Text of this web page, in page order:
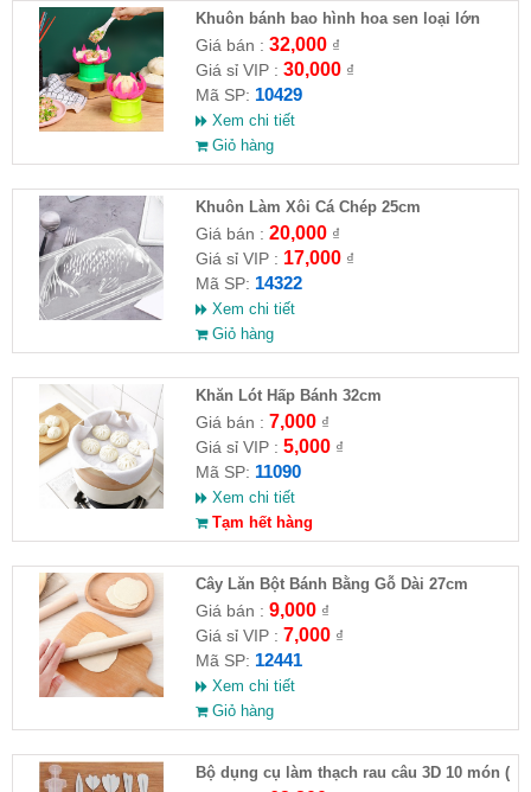
Khuôn bánh bao hình hoa sen loại lớn
Giá bán : 32,000₫
Giá sỉ VIP : 30,000₫
Mã SP: 10429
Xem chi tiết
Giỏ hàng
Khuôn Làm Xôi Cá Chép 25cm
Giá bán : 20,000₫
Giá sỉ VIP : 17,000₫
Mã SP: 14322
Xem chi tiết
Giỏ hàng
Khăn Lót Hấp Bánh 32cm
Giá bán : 7,000₫
Giá sỉ VIP : 5,000₫
Mã SP: 11090
Xem chi tiết
Tạm hết hàng
Cây Lăn Bột Bánh Bằng Gỗ Dài 27cm
Giá bán : 9,000₫
Giá sỉ VIP : 7,000₫
Mã SP: 12441
Xem chi tiết
Giỏ hàng
Bộ dụng cụ làm thạch rau câu 3D 10 món (